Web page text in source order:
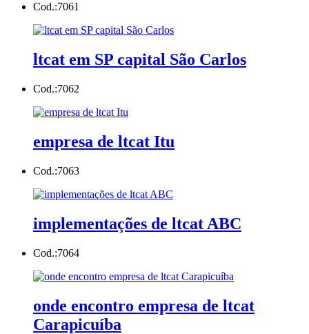
Cod.:7061
ltcat em SP capital São Carlos
Cod.:7062
empresa de ltcat Itu
Cod.:7063
implementações de ltcat ABC
Cod.:7064
onde encontro empresa de ltcat
Carapicuíba